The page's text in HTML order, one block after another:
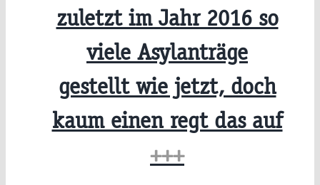
zuletzt im Jahr 2016 so
viele Asylanträge
gestellt wie jetzt, doch
kaum einen regt das auf
+++